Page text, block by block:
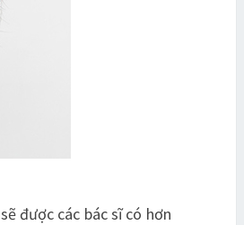
sẽ được các bác sĩ có hơn